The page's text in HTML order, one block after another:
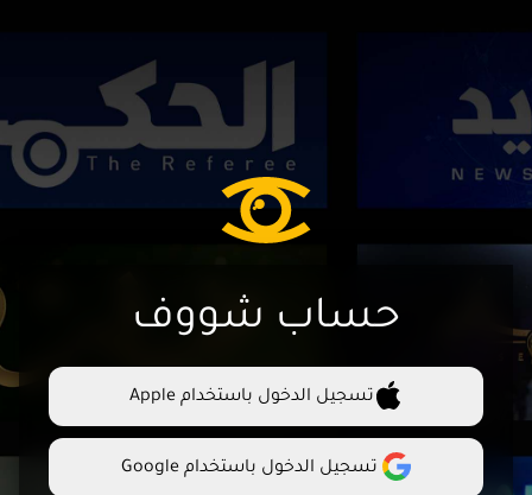
حساب شووف
تسجيل الدخول باستخدام Apple
تسجيل الدخول باستخدام Google